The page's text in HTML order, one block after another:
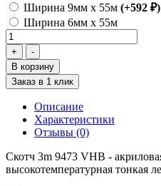
Ширина 9мм х 55м (+592 ₽)
Ширина 6мм х 55м
В корзину
Заказ в 1 клик
Описание
Характеристики
Отзывы (0)
Скотч 3m 9473 VHB -
высокотемпературная тонкая